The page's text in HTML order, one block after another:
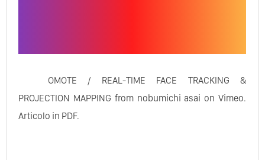
OMOTE / REAL-TIME FACE TRACKING &
PROJECTION MAPPING from nobumichi asai on Vimeo.
Articolo in PDF.